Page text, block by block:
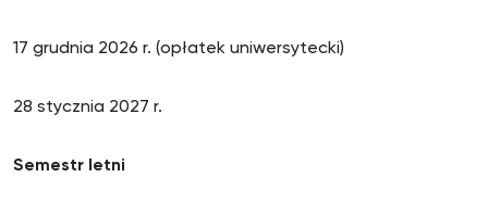
17 grudnia 2026 r. (opłatek uniwersytecki)
28 stycznia 2027 r.
Semestr letni